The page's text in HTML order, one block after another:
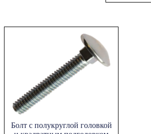
Болт с полукруглой головкой